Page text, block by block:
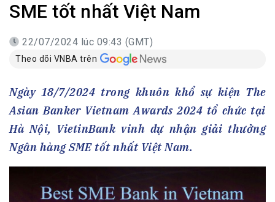
SME tốt nhất Việt Nam
22/07/2024 lúc 09:43 (GMT)
Theo dõi VNBA trên
Ngày 18/7/2024 trong khuôn khổ sự kiện The
Asian Banker Vietnam Awards 2024 tổ chức tại
Hà Nội, VietinBank vinh dự nhận giải thưởng
Ngân hàng SME tốt nhất Việt Nam.